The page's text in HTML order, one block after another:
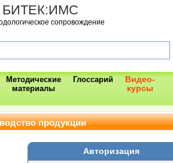
БИТЕК:ИМС
сопровождение
Методические
материалы
Глоссарий
Видео-
курсы
продукции
Авторизация